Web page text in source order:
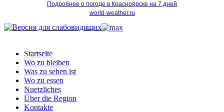
Подробнее о погоде в Красноярске на 7 дней
world-weather.ru
Startseite
Wo zu bleiben
Was zu sehen ist
Wo zu essen
Nuetzliches
Über die Region
Kontakte